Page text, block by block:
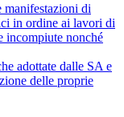
manifestazioni di
in ordine ai lavori di
incompiute nonché
adottate dalle SA e
delle proprie